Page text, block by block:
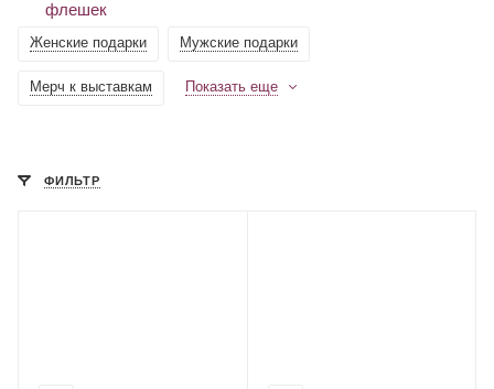
Женские подарки Мужские подарки
Мерч к выставкам Показать еще
ФИЛЬТР